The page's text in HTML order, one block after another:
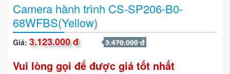
Camera hành trình CS-SP206-B0-
68WFBS(Yellow)
Giá: 3.123.000 đ 3.470.000 đ
Vui lòng gọi để được giá tốt nhất